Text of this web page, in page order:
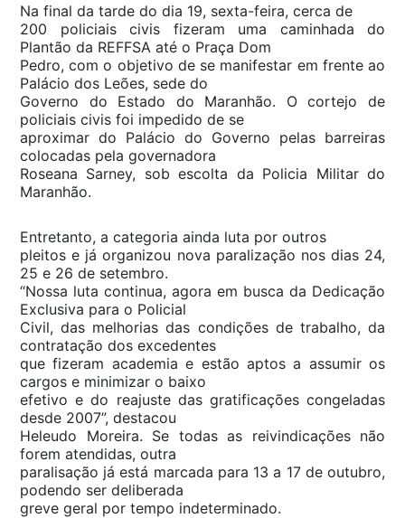
Na final da tarde do dia 19, sexta-feira, cerca de
200 policiais civis fizeram uma caminhada do
Plantão da REFFSA até o Praça Dom
Pedro, com o objetivo de se manifestar em frente ao
Palácio dos Leões, sede do
Governo do Estado do Maranhão. O cortejo de
policiais civis foi impedido de se
aproximar do Palácio do Governo pelas barreiras
colocadas pela governadora
Roseana Sarney, sob escolta da Policia Militar do
Maranhão.
Entretanto, a categoria ainda luta por outros
pleitos e já organizou nova paralização nos dias 24,
25 e 26 de setembro.
“Nossa luta continua, agora em busca da Dedicação
Exclusiva para o Policial
Civil, das melhorias das condições de trabalho, da
contratação dos excedentes
que fizeram academia e estão aptos a assumir os
cargos e minimizar o baixo
efetivo e do reajuste das gratificações congeladas
desde 2007”, destacou
Heleudo Moreira. Se todas as reivindicações não
forem atendidas, outra
paralisação já está marcada para 13 a 17 de outubro,
podendo ser deliberada
greve geral por tempo indeterminado.